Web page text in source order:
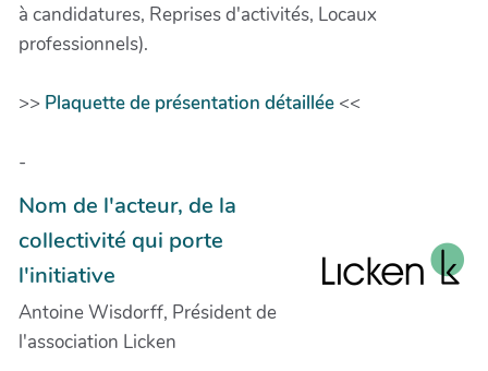
à candidatures, Reprises d'activités, Locaux
professionnels).
>> Plaquette de présentation détaillée <<
-
Nom de l'acteur, de la
collectivité qui porte
l'initiative
Antoine Wisdorff, Président de
l'association Licken